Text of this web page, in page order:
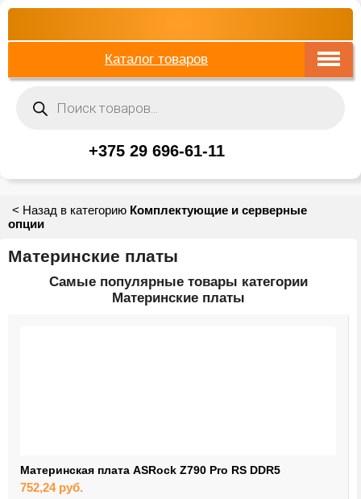
Каталог товаров
товаров
+375 29 696-61-11
< Назад в категорию Комплектующие и серверные
опции
Материнские платы
Самые популярные товары категории
Материнские платы
Материнская плата ASRock Z790 Pro RS DDR5
752,24 руб.